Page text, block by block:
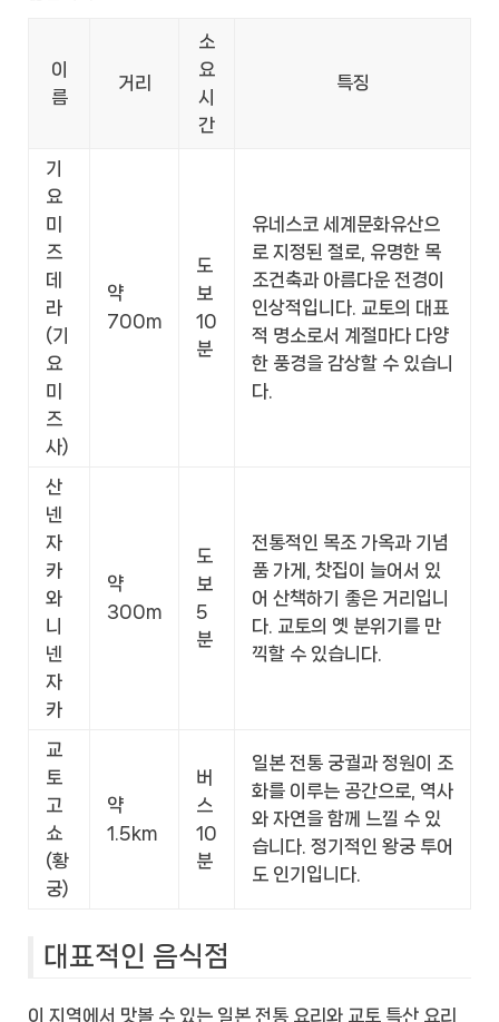
이
름
거리
소
요
시
간
특징
기
요
미
즈
데
라
(기
요
미
즈
사)
약
700m
도
보
10
분
유네스코 세계문화유산으
로 지정된 절로, 유명한 목
조건축과 아름다운 전경이
인상적입니다. 교토의 대표
적 명소로서 계절마다 다양
한 풍경을 감상할 수 있습니
다.
산
넨
자
카
와
니
넨
자
카
약
300m
도
보
5
분
전통적인 목조 가옥과 기념
품 가게, 찻집이 늘어서 있
어 산책하기 좋은 거리입니
다. 교토의 옛 분위기를 만
끽할 수 있습니다.
교
토
고
쇼
(황
궁)
약
1.5km
버
스
10
분
일본 전통 궁궐과 정원이 조
화를 이루는 공간으로, 역사
와 자연을 함께 느낄 수 있
습니다. 정기적인 왕궁 투어
도 인기입니다.
대표적인 음식점
이 지역에서 맛볼 수 있는 일본 전통 요리와 교토 특산 요리